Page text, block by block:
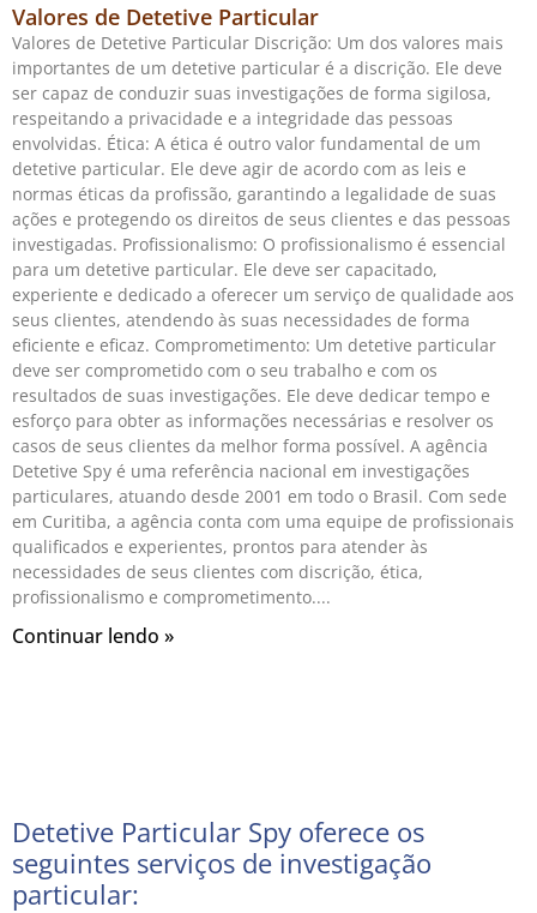
Valores de Detetive Particular
Valores de Detetive Particular Discrição: Um dos valores mais
importantes de um detetive particular é a discrição. Ele deve
ser capaz de conduzir suas investigações de forma sigilosa,
respeitando a privacidade e a integridade das pessoas
envolvidas. Ética: A ética é outro valor fundamental de um
detetive particular. Ele deve agir de acordo com as leis e
normas éticas da profissão, garantindo a legalidade de suas
ações e protegendo os direitos de seus clientes e das pessoas
investigadas. Profissionalismo: O profissionalismo é essencial
para um detetive particular. Ele deve ser capacitado,
experiente e dedicado a oferecer um serviço de qualidade aos
seus clientes, atendendo às suas necessidades de forma
eficiente e eficaz. Comprometimento: Um detetive particular
deve ser comprometido com o seu trabalho e com os
resultados de suas investigações. Ele deve dedicar tempo e
esforço para obter as informações necessárias e resolver os
casos de seus clientes da melhor forma possível. A agência
Detetive Spy é uma referência nacional em investigações
particulares, atuando desde 2001 em todo o Brasil. Com sede
em Curitiba, a agência conta com uma equipe de profissionais
qualificados e experientes, prontos para atender às
necessidades de seus clientes com discrição, ética,
profissionalismo e comprometimento.
Continuar lendo »
Detetive Particular Spy oferece os
seguintes serviços de investigação
particular: